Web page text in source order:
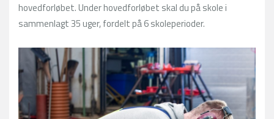
hovedforløbet. Under hovedforløbet skal du på skole i
sammenlagt 35 uger, fordelt på 6 skoleperioder.